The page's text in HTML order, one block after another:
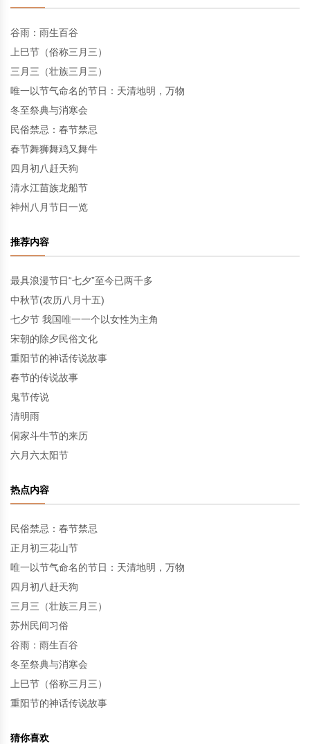
谷雨：雨生百谷
上巳节（俗称三月三）
三月三（壮族三月三）
唯一以节气命名的节日：天清地明，万物
冬至祭典与消寒会
民俗禁忌：春节禁忌
春节舞狮舞鸡又舞牛
四月初八赶天狗
清水江苗族龙船节
神州八月节日一览
推荐内容
最具浪漫节日“七夕”至今已两千多
中秋节(农历八月十五)
七夕节 我国唯一一个以女性为主角
宋朝的除夕民俗文化
重阳节的神话传说故事
春节的传说故事
鬼节传说
清明雨
侗家斗牛节的来历
六月六太阳节
热点内容
民俗禁忌：春节禁忌
正月初三花山节
唯一以节气命名的节日：天清地明，万物
四月初八赶天狗
三月三（壮族三月三）
苏州民间习俗
谷雨：雨生百谷
冬至祭典与消寒会
上巳节（俗称三月三）
重阳节的神话传说故事
猜你喜欢